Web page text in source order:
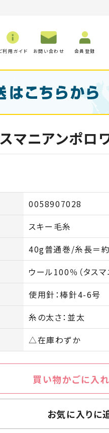
利用ガイド お問い合わせ 会員登録
マニアンポロ
0058907028
スキー毛糸
40g普通巻/糸長＝
ウール100％（タスマ
使用針：棒針4-6号
糸の太さ：並太
△在庫わずか
買い物かごに入
お気に入りに